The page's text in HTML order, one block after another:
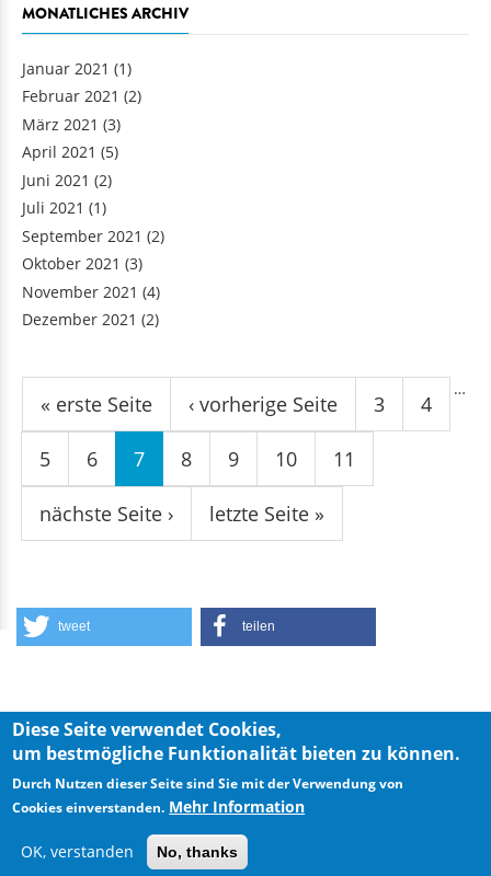
MONATLICHES ARCHIV
Januar 2021 (1)
Februar 2021 (2)
März 2021 (3)
April 2021 (5)
Juni 2021 (2)
Juli 2021 (1)
September 2021 (2)
Oktober 2021 (3)
November 2021 (4)
Dezember 2021 (2)
Seiten
« erste Seite ‹ vorherige Seite
…
3 4
5 6 7 8 9 10 11
nächste Seite › letzte Seite »
tweet teilen
Diese Seite verwendet Cookies,
um bestmögliche Funktionalität bieten zu können.
Durch Nutzen dieser Seite sind Sie mit der Verwendung von
Cookies einverstanden. Mehr Information
OK, verstanden No, thanks